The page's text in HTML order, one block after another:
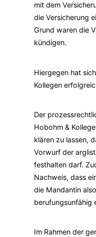
mit dem
die Versicherung
Grund waren die
kündigen.
Hiergegen hat
Kollegen
Der
Hobohm &
klären zu lassen,
Vorwurf der
festhalten darf.
Nachweis, dass
die Mandantin
berufungsunfähig
Im Rahmen der